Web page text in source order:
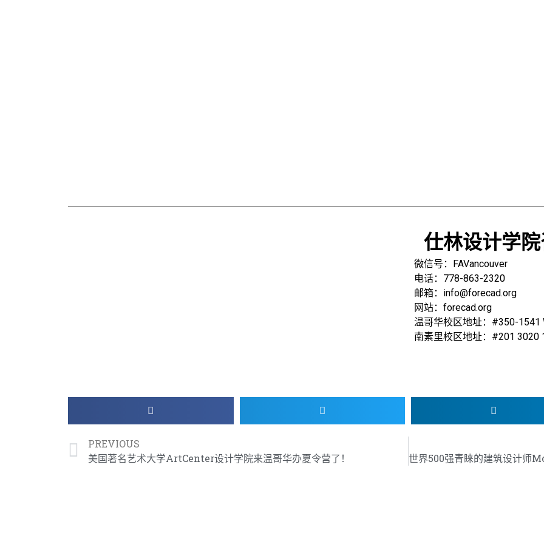
仕林设计学
微信号：FAVancouver
电话：778-863-2320
邮箱：info@forecad.org
网站：forecad.org
温哥华校区地址：#350-1541
南素里校区地址：#201 3020
PREVIOUS
美国著名艺术大学ArtCenter设计学院来温哥华办夏令营了！